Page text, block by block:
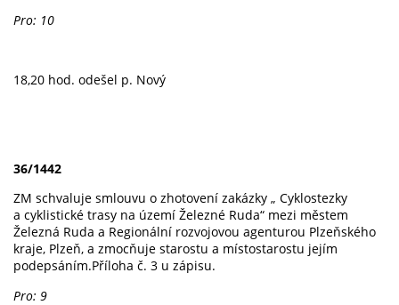
Pro: 10
18,20 hod. odešel p. Nový
36/1442
ZM schvaluje smlouvu o zhotovení zakázky „ Cyklostezky
a cyklistické trasy na území Železné Ruda“ mezi městem
Železná Ruda a Regionální rozvojovou agenturou Plzeňského
kraje, Plzeň, a zmocňuje starostu a místostarostu jejím
podepsáním.Příloha č. 3 u zápisu.
Pro: 9